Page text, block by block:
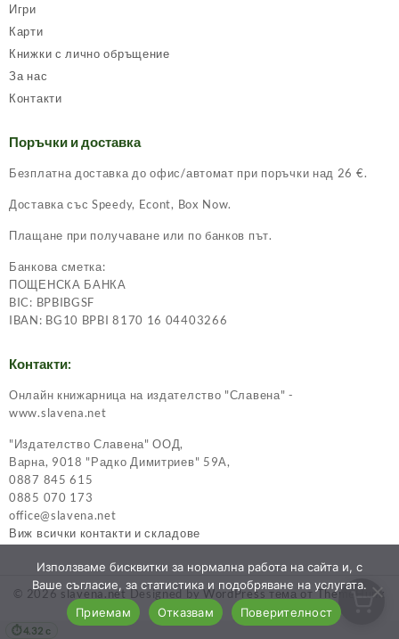
Игри
Карти
Книжки с лично обръщение
За нас
Контакти
Поръчки и доставка
Безплатна доставка до офис/автомат при поръчки над 26 €.
Доставка със Speedy, Econt, Box Now.
Плащане при получаване или по банков път.
Банкова сметка:
ПОЩЕНСКА БАНКА
BIC: BPBIBGSF
IBAN: BG10 BPBI 8170 16 04403266
Контакти:
Онлайн книжарница на издателство "Славена" -
www.slavena.net
"Издателство Славена" ООД,
Варна, 9018 "Радко Димитриев" 59А,
0887 845 615
0885 070 173
office@slavena.net
Виж всички контакти и складове
© 2026slavena.net Designed by WordPress тема от ThemeHunk
4.32 с
Използваме бисквитки за нормална работа на сайта и, с
Ваше съгласие, за статистика и подобряване на услугата.
Приемам
Отказвам Поверителност